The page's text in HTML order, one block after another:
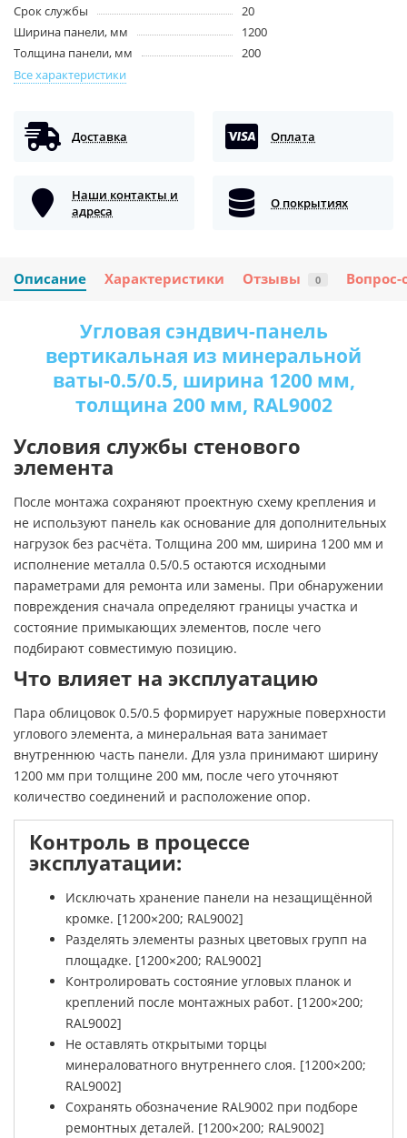
Срок службы
20
Ширина панели, мм
1200
Толщина панели, мм
200
Все характеристики
Доставка Оплата
Наши контакты и
адреса
О покрытиях
Описание Характеристики Отзывы 0 Вопрос-
Угловая сэндвич-панель
вертикальная из минеральной
ваты-0.5/0.5, ширина 1200 мм,
толщина 200 мм, RAL9002
Условия службы стенового
элемента
После монтажа сохраняют проектную схему крепления и
не используют панель как основание для дополнительных
нагрузок без расчёта. Толщина 200 мм, ширина 1200 мм и
исполнение металла 0.5/0.5 остаются исходными
параметрами для ремонта или замены. При обнаружении
повреждения сначала определяют границы участка и
состояние примыкающих элементов, после чего
подбирают совместимую позицию.
Что влияет на эксплуатацию
Пара облицовок 0.5/0.5 формирует наружные поверхности
углового элемента, а минеральная вата занимает
внутреннюю часть панели. Для узла принимают ширину
1200 мм при толщине 200 мм, после чего уточняют
количество соединений и расположение опор.
Контроль в процессе
эксплуатации:
Исключать хранение панели на незащищённой
кромке. [1200×200; RAL9002]
Разделять элементы разных цветовых групп на
площадке. [1200×200; RAL9002]
Контролировать состояние угловых планок и
креплений после монтажных работ. [1200×200;
RAL9002]
Не оставлять открытыми торцы
минераловатного внутреннего слоя. [1200×200;
RAL9002]
Сохранять обозначение RAL9002 при подборе
ремонтных деталей. [1200×200; RAL9002]